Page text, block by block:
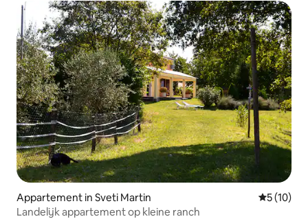
Appartement in Sveti Martin
5 (10)
Landelijk appartement op kleine ranch